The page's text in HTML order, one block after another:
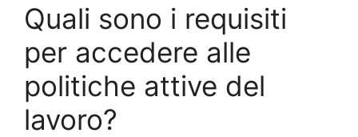
Quali sono i requisiti
per accedere alle
politiche attive del
lavoro?